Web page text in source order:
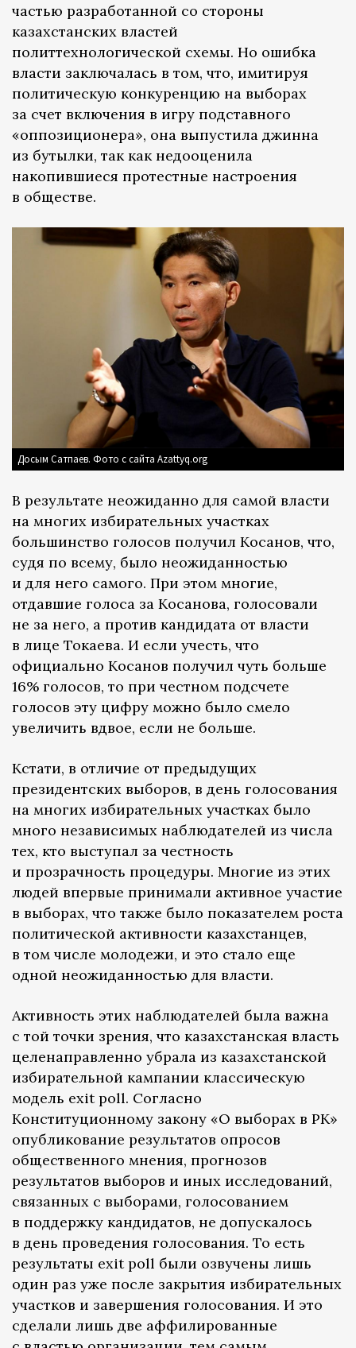
частью разработанной со стороны
казахстанских властей
политтехнологической схемы. Но ошибка
власти заключалась в том, что, имитируя
политическую конкуренцию на выборах
за счет включения в игру подставного
«оппозиционера», она выпустила джинна
из бутылки, так как недооценила
накопившиеся протестные настроения
в обществе.
Досым Сатпаев. Фото с сайта Azattyq.org
В результате неожиданно для самой власти
на многих избирательных участках
большинство голосов получил Косанов, что,
судя по всему, было неожиданностью
и для него самого. При этом многие,
отдавшие голоса за Косанова, голосовали
не за него, а против кандидата от власти
в лице Токаева. И если учесть, что
официально Косанов получил чуть больше
16% голосов, то при честном подсчете
голосов эту цифру можно было смело
увеличить вдвое, если не больше.
Кстати, в отличие от предыдущих
президентских выборов, в день голосования
на многих избирательных участках было
много независимых наблюдателей из числа
тех, кто выступал за честность
и прозрачность процедуры. Многие из этих
людей впервые принимали активное участие
в выборах, что также было показателем роста
политической активности казахстанцев,
в том числе молодежи, и это стало еще
одной неожиданностью для власти.
Активность этих наблюдателей была важна
с той точки зрения, что казахстанская власть
целенаправленно убрала из казахстанской
избирательной кампании классическую
модель exit poll. Согласно
Конституционному закону «О выборах в РК»
опубликование результатов опросов
общественного мнения, прогнозов
результатов выборов и иных исследований,
связанных с выборами, голосованием
в поддержку кандидатов, не допускалось
в день проведения голосования. То есть
результаты exit poll были озвучены лишь
один раз уже после закрытия избирательных
участков и завершения голосования. И это
сделали лишь две аффилированные